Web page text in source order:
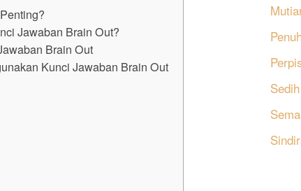
Jawaban Brain Out?
Brain Out
Kunci Jawaban Brain Out
Sedih